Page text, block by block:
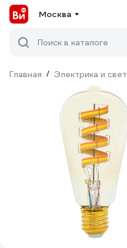
Москва
Поиск в каталоге
Главная / Электрика и свет